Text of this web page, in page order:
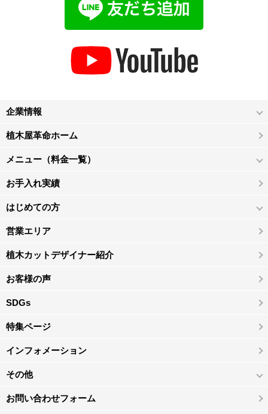
企業情報
植木屋革命ホーム
メニュー（料金一覧）
お手入れ実績
はじめての方
営業エリア
植木カットデザイナー紹介
お客様の声
SDGs
特集ページ
インフォメーション
その他
お問い合わせフォーム